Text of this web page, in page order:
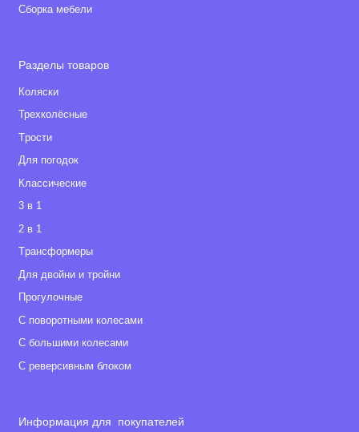
Сборка мебели
Разделы товаров
Коляски
Трехколёсные
Tрости
Для погодок
Классические
3 в 1
2 в 1
Tрансформеры
Для двойни и тройни
Прогулочные
С поворотными колесами
С большими колесами
С реверсивным блоком
Информация для покупателей